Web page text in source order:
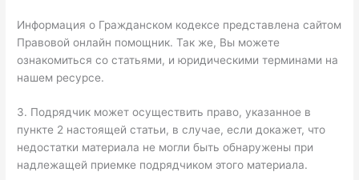
Информация о Гражданском кодексе представлена сайтом
Правовой онлайн помощник. Так же, Вы можете
ознакомиться со статьями, и юридическими терминами на
нашем ресурсе.
3. Подрядчик может осуществить право, указанное в
пункте 2 настоящей статьи, в случае, если докажет, что
недостатки материала не могли быть обнаружены при
надлежащей приемке подрядчиком этого материала.